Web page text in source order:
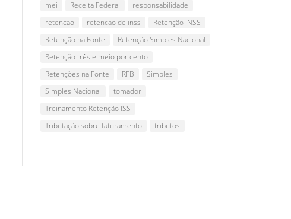
mei
Receita Federal
responsabilidade
retencao
retencao de inss
Retenção INSS
Retenção na Fonte
Retenção Simples Nacional
Retenção três e meio por cento
Retenções na Fonte
RFB
Simples
Simples Nacional
tomador
Treinamento Retenção ISS
Tributação sobre faturamento
tributos